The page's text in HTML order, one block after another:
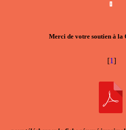
Merci de votre soutien à la
[1]